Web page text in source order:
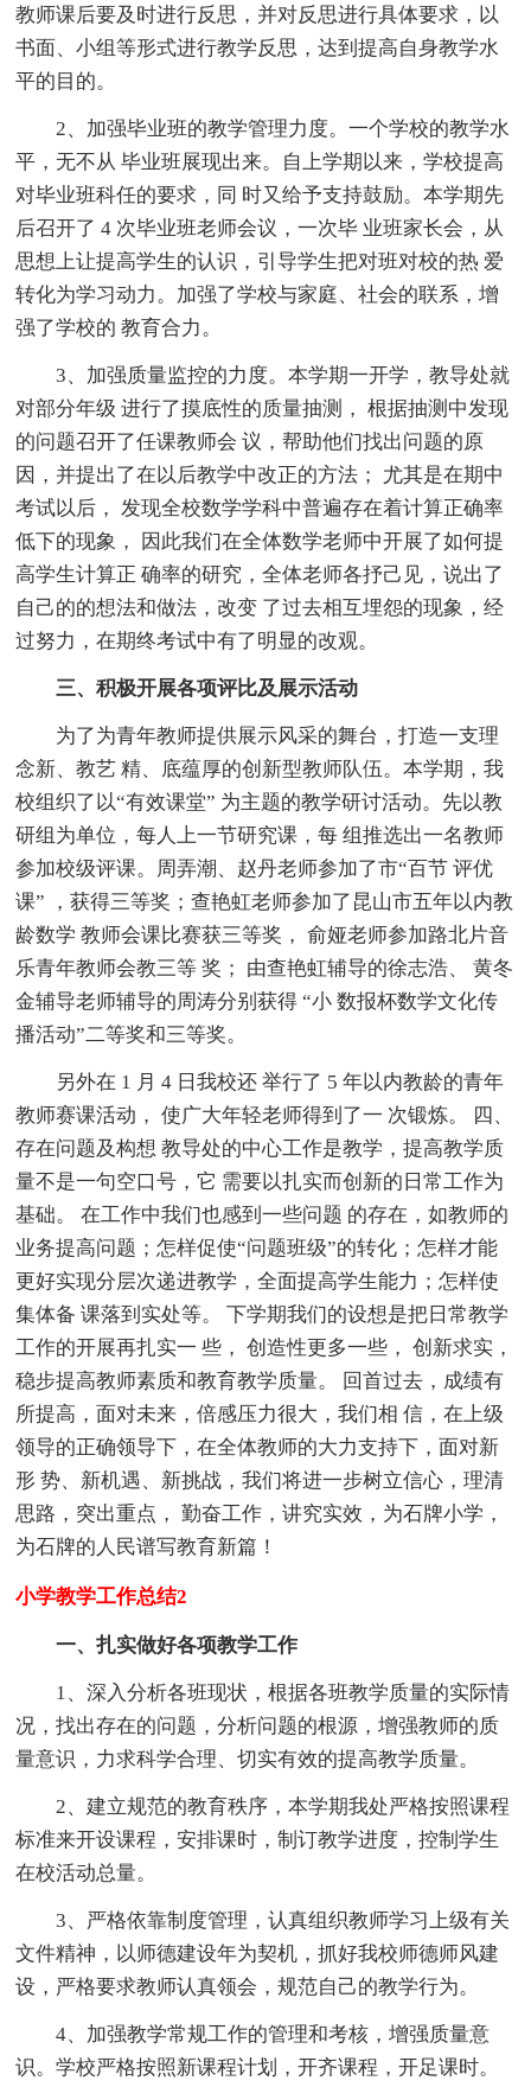
教师课后要及时进行反思，并对反思进行具体要求，以
书面、小组等形式进行教学反思，达到提高自身教学水
平的目的。
2、加强毕业班的教学管理力度。一个学校的教学水
平，无不从 毕业班展现出来。自上学期以来，学校提高
对毕业班科任的要求，同 时又给予支持鼓励。本学期先
后召开了 4 次毕业班老师会议，一次毕 业班家长会，从
思想上让提高学生的认识，引导学生把对班对校的热 爱
转化为学习动力。加强了学校与家庭、社会的联系，增
强了学校的 教育合力。
3、加强质量监控的力度。本学期一开学，教导处就
对部分年级 进行了摸底性的质量抽测， 根据抽测中发现
的问题召开了任课教师会 议，帮助他们找出问题的原
因，并提出了在以后教学中改正的方法； 尤其是在期中
考试以后， 发现全校数学学科中普遍存在着计算正确率
低下的现象， 因此我们在全体数学老师中开展了如何提
高学生计算正 确率的研究，全体老师各抒己见，说出了
自己的的想法和做法，改变 了过去相互埋怨的现象，经
过努力，在期终考试中有了明显的改观。
三、积极开展各项评比及展示活动
为了为青年教师提供展示风采的舞台，打造一支理
念新、教艺 精、底蕴厚的创新型教师队伍。本学期，我
校组织了以“有效课堂” 为主题的教学研讨活动。先以教
研组为单位，每人上一节研究课，每 组推选出一名教师
参加校级评课。周弄潮、赵丹老师参加了市“百节 评优
课” ，获得三等奖；查艳虹老师参加了昆山市五年以内教
龄数学 教师会课比赛获三等奖， 俞娅老师参加路北片音
乐青年教师会教三等 奖； 由查艳虹辅导的徐志浩、 黄冬
金辅导老师辅导的周涛分别获得 “小 数报杯数学文化传
播活动”二等奖和三等奖。
另外在 1 月 4 日我校还 举行了 5 年以内教龄的青年
教师赛课活动， 使广大年轻老师得到了一 次锻炼。 四、
存在问题及构想 教导处的中心工作是教学，提高教学质
量不是一句空口号，它 需要以扎实而创新的日常工作为
基础。 在工作中我们也感到一些问题 的存在，如教师的
业务提高问题；怎样促使“问题班级”的转化；怎样才能
更好实现分层次递进教学，全面提高学生能力；怎样使
集体备 课落到实处等。 下学期我们的设想是把日常教学
工作的开展再扎实一 些， 创造性更多一些， 创新求实，
稳步提高教师素质和教育教学质量。 回首过去，成绩有
所提高，面对未来，倍感压力很大，我们相 信，在上级
领导的正确领导下，在全体教师的大力支持下，面对新
形 势、新机遇、新挑战，我们将进一步树立信心，理清
思路，突出重点， 勤奋工作，讲究实效，为石牌小学，
为石牌的人民谱写教育新篇！
小学教学工作总结2
一、扎实做好各项教学工作
1、深入分析各班现状，根据各班教学质量的实际情
况，找出存在的问题，分析问题的根源，增强教师的质
量意识，力求科学合理、切实有效的提高教学质量。
2、建立规范的教育秩序，本学期我处严格按照课程
标准来开设课程，安排课时，制订教学进度，控制学生
在校活动总量。
3、严格依靠制度管理，认真组织教师学习上级有关
文件精神，以师德建设年为契机，抓好我校师德师风建
设，严格要求教师认真领会，规范自己的教学行为。
4、加强教学常规工作的管理和考核，增强质量意
识。学校严格按照新课程计划，开齐课程，开足课时。